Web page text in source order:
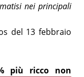
nei principali
del 13 febbraio
più ricco non